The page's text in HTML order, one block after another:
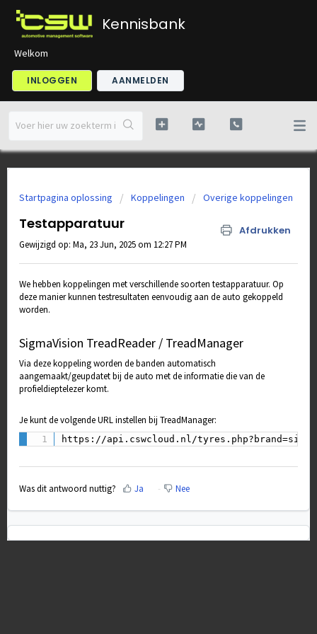
Kennisbank
Welkom
INLOGGEN AANMELDEN
Startpagina oplossing Koppelingen Overige koppelingen
Testapparatuur Afdrukken
Gewijzigd op: Ma, 23 Jun, 2025 om 12:27 PM
We hebben koppelingen met verschillende soorten testapparatuur. Op
deze manier kunnen testresultaten eenvoudig aan de auto gekoppeld
worden.
SigmaVision TreadReader / TreadManager
Via deze koppeling worden de banden automatisch
aangemaakt/geupdatet bij de auto met de informatie die van de
profieldieptelezer komt.
Je kunt de volgende URL instellen bij TreadManager:
https://api.cswcloud.nl/
Was dit antwoord nuttig? Ja Nee